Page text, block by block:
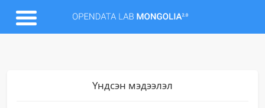
Үндсэн мэдээлэл